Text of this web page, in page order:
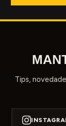
Tips,